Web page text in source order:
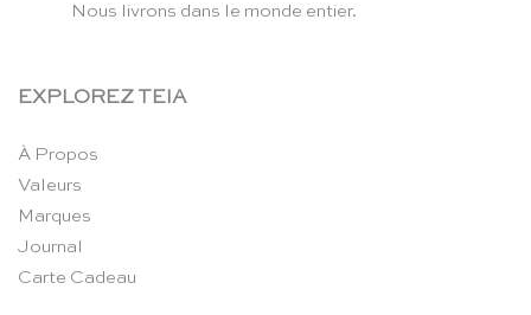
Nous livrons dans le monde entier.
EXPLOREZ TEIA
À Propos
Valeurs
Marques
Journal
Carte Cadeau